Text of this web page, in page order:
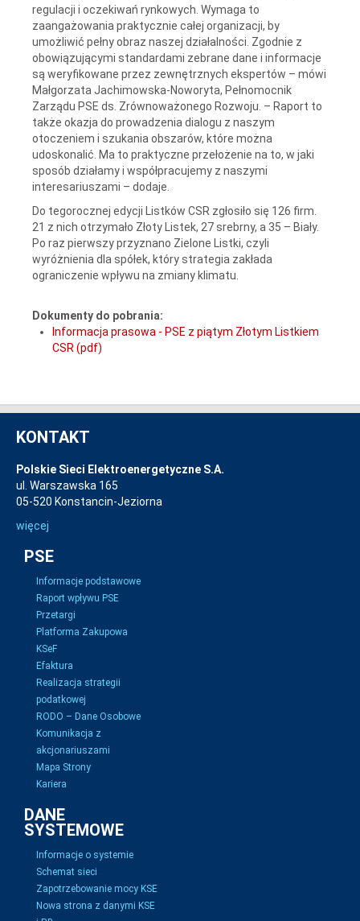
regulacji i oczekiwań rynkowych. Wymaga to
zaangażowania praktycznie całej organizacji, by
umożliwić pełny obraz naszej działalności. Zgodnie z
obowiązującymi standardami zebrane dane i informacje
są weryfikowane przez zewnętrznych ekspertów – mówi
Małgorzata Jachimowska-Noworyta, Pełnomocnik
Zarządu PSE ds. Zrównoważonego Rozwoju. – Raport to
także okazja do prowadzenia dialogu z naszym
otoczeniem i szukania obszarów, które można
udoskonalić. Ma to praktyczne przełożenie na to, w jaki
sposób działamy i współpracujemy z naszymi
interesariuszami – dodaje.
Do tegorocznej edycji Listków CSR zgłosiło się 126 firm.
21 z nich otrzymało Złoty Listek, 27 srebrny, a 35 – Biały.
Po raz pierwszy przyznano Zielone Listki, czyli
wyróżnienia dla spółek, który strategia zakłada
ograniczenie wpływu na zmiany klimatu.
Dokumenty do pobrania:
Informacja prasowa - PSE z piątym Złotym Listkiem
CSR (pdf)
KONTAKT
Polskie Sieci Elektroenergetyczne S.A.
ul. Warszawska 165
05-520 Konstancin-Jeziorna
więcej
PSE
Informacje podstawowe
Raport wpływu PSE
Przetargi
Platforma Zakupowa
KSeF
Efaktura
Realizacja strategii
podatkowej
RODO – Dane Osobowe
Komunikacja z
akcjonariuszami
Mapa Strony
Kariera
DANE
SYSTEMOWE
Informacje o systemie
Schemat sieci
Zapotrzebowanie mocy KSE
Nowa strona z danymi KSE